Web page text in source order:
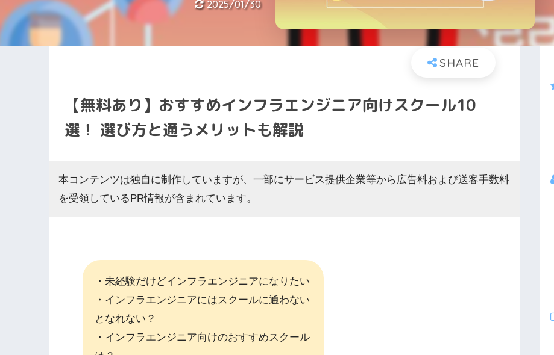
2025/01/30
【無料あり】おすすめインフラエンジニア向けスクール10
選！ 選び方と通うメリットも解説
本コンテンツは独自に制作していますが、一部にサービス提供企業等から広告料および送客手数料
を受領しているPR情報が含まれています。
・未経験だけどインフラエンジニアになりたい
・インフラエンジニアにはスクールに通わない
となれない？
・インフラエンジニア向けのおすすめスクール